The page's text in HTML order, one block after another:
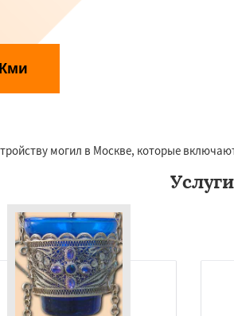
персональных данных
могил в Москве, которые
Услуги